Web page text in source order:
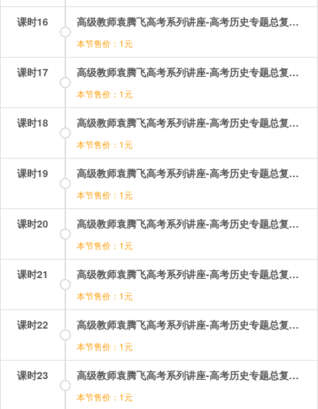
课时16 高级教师袁腾飞高考系列讲座-高考历史专题总复习：16.mp4
本节售价：1元
课时17 高级教师袁腾飞高考系列讲座-高考历史专题总复习：17.mp4
本节售价：1元
课时18 高级教师袁腾飞高考系列讲座-高考历史专题总复习：18.mp4
本节售价：1元
课时19 高级教师袁腾飞高考系列讲座-高考历史专题总复习：19.mp4
本节售价：1元
课时20 高级教师袁腾飞高考系列讲座-高考历史专题总复习：20.mp4
本节售价：1元
课时21 高级教师袁腾飞高考系列讲座-高考历史专题总复习：21.mp4
本节售价：1元
课时22 高级教师袁腾飞高考系列讲座-高考历史专题总复习：22.mp4
本节售价：1元
课时23 高级教师袁腾飞高考系列讲座-高考历史专题总复习：23.mp4
本节售价：1元